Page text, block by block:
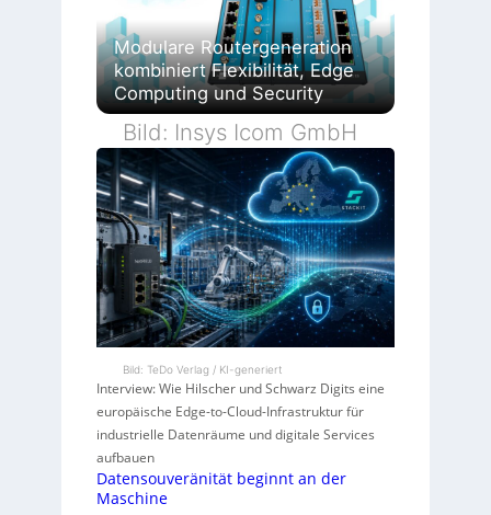
Modulare Routergeneration
kombiniert Flexibilität, Edge
Computing und Security
Bild: Insys Icom GmbH
Bild: TeDo Verlag / KI-generiert
Interview: Wie Hilscher und Schwarz Digits eine
europäische Edge-to-Cloud-Infrastruktur für
industrielle Datenräume und digitale Services
aufbauen
Datensouveränität beginnt an der
Maschine